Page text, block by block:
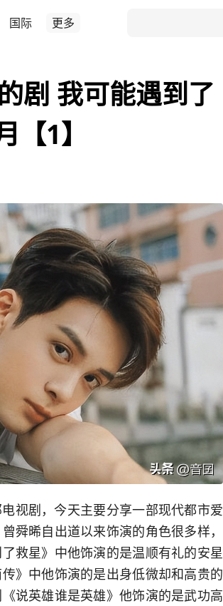
国际 更多
剧 我可能遇到了
1】
视剧，今天主要分享一部现代都市爱
舜晞自出道以来饰演的角色很多样，
救星》中他饰演的是温顺有礼的安星
》中他饰演的是出身低微却和高贵的
说英雄谁是英雄》他饰演的是武功高